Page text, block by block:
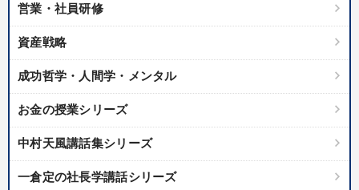
営業・社員研修
資産戦略
成功哲学・人間学・メンタル
お金の授業シリーズ
中村天風講話集シリーズ
一倉定の社長学講話シリーズ